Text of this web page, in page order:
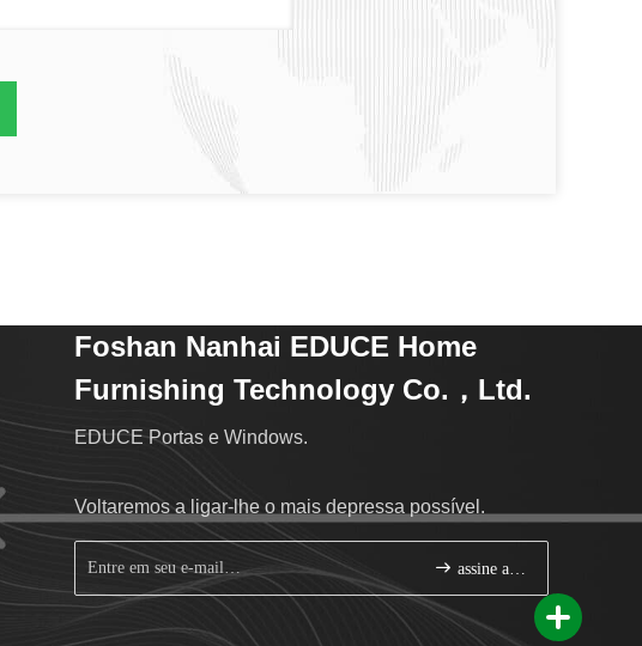
Foshan Nanhai EDUCE Home
Furnishing Technology Co.，Ltd.
EDUCE Portas e Windows.
Voltaremos a ligar-lhe o mais depressa possível.
assine acima